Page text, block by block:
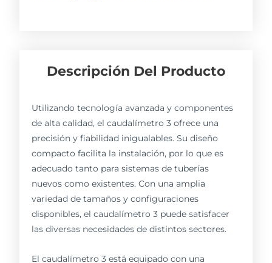
Descripción Del Producto
Utilizando tecnología avanzada y componentes
de alta calidad, el caudalímetro 3 ofrece una
precisión y fiabilidad inigualables. Su diseño
compacto facilita la instalación, por lo que es
adecuado tanto para sistemas de tuberías
nuevos como existentes. Con una amplia
variedad de tamaños y configuraciones
disponibles, el caudalímetro 3 puede satisfacer
las diversas necesidades de distintos sectores.
El caudalímetro 3 está equipado con una